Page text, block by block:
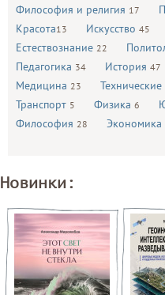
Философия и религия 17
Красота13 Искусство 45
Естествознание 22
Педагогика 34 История 47
Медицина 23
Транспорт 5 Физика 6
Философия 28 Экономика
Новинки: